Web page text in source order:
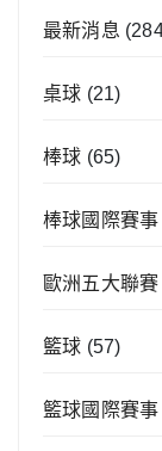
最新消息
桌球 (21)
棒球 (65)
棒球國際賽事
歐洲五大聯賽
籃球 (57)
籃球國際賽事